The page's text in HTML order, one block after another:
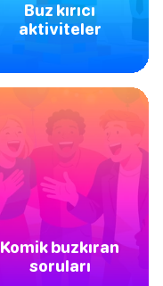
Buz kırıcı
aktiviteler
Komik buzkıran
soruları